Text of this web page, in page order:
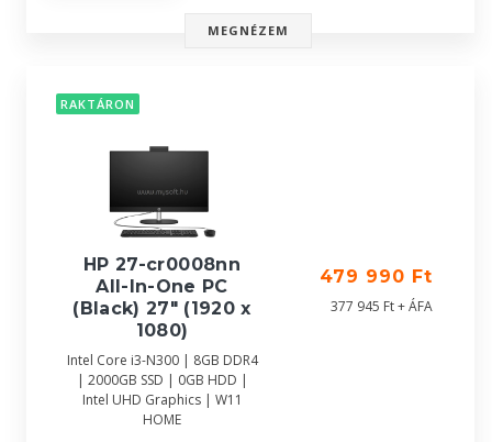
MEGNÉZEM
RAKTÁRON
HP 27-cr0008nn
All-In-One PC
(Black) 27" (1920 x
1080)
Intel Core i3-N300 | 8GB DDR4
| 2000GB SSD | 0GB HDD |
Intel UHD Graphics | W11
HOME
479 990 Ft
377 945 Ft + ÁFA